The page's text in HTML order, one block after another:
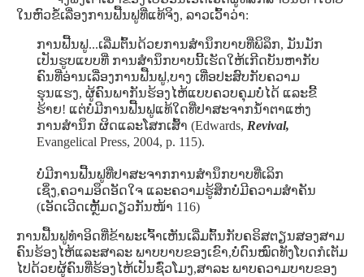
ໃນຫົວຂໍ້ເລື່ອງການຟື້ນຟູທີ່ແທ້ຈິງ, ລາວເວົ້າວ່າ:
ການຟື້ນຟູ...ເລີ່ມຕົ້ນດ້ວຍການສໍານຶກບາບທີ່ພິລຶກ, ມັນມັກ
ເປັນຮູບແບບທີ່ ການສໍານຶກບາບນີ້ເຮັດໃຫ້ເກີດບັນຫາກັບ
ຄົນທີ່ອ່ານເລື່ອງການຟື້ນຟູ,ບາງ ເທື່ອປະສົບກັບຄວາມ
ຮຸນແຮງ, ຜູ້ຄົນພາກັນຮ້ອງໄຫ້ແບບຄວບຄຸມບໍ່ໄດ້ ແລະຂີ້
ຮ້າຍ! ແຕ່ບໍ່ມີການຟື້ນຟູແທ້ໃດທີ່ປາສະຈາກນໍ້າຕາແຫ່ງ
ການສໍານຶກ ຜິດແລະໂສກເສົ້າ (Edwards, Revival,
Evangelical Press, 2004, p. 115).
ບໍ່ມີການຟື້ນຟູທີ່ປາສະຈາກການສໍານຶກບາບທີ່ເລິກ
ເຊິ່ງ,ຄວາມອຶດອັດໃຈ ແລະຄວາມຮູ້ສຶກບໍ່ມີຄວາມສໍາຄັນ
(ເອັດເວີດເຫຼັ້ມດຽວກັນໜ້າ 116)
ການຟື້ນຟູທໍາອິດທີ່ຂ້າພະເຈົ້າເຫັນເລີ່ມຕົ້ນກັບຄຣິສຕຽນສອງສາມ
ຄົນຮ້ອງໄຫ້ແລະສາລະ ພາບບາບຂອງເຂົາ,ບໍ່ດົນໝົດທັງໂບດກໍເຕັມ
ໄປດ້ວຍຜູ້ຄົນທີ່ຮ້ອງໄຫ້ເປັນຊົ່ວໂມງ,ສາລະ ພາບຄວາມບາບຂອງ